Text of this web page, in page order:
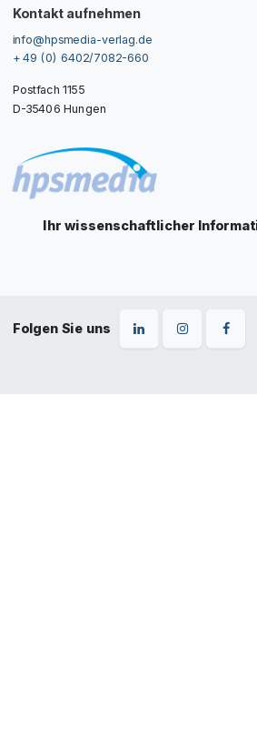
Kontakt aufnehmen
info@hpsmedia-verlag.de
+ 49 (0) 6402/7082-660
Postfach 1155
D-35406 Hungen
Ihr wissenschaftlicher
Folgen Sie uns